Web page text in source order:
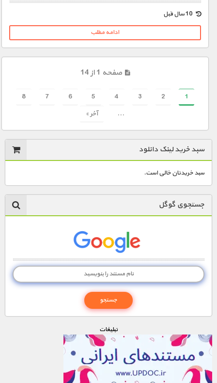
1900 تومان – خريد لينک دانلود (افزودن به سبد خريد)
ادامه مطلب
صفحه 1 از 14
1
2
3
4
5
6
7
8
...
آخر »
سبد خرید لینک دانلود
سبد خریدتان خالی است.
جستجوی گوگل
تبليغات